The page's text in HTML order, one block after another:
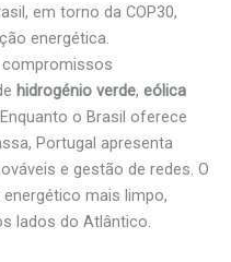
em torno da COP30,
energética.
hidrogénio verde, eólica
o Brasil oferece
Portugal apresenta
e gestão de redes. O
mais limpo,
lados do Atlântico.